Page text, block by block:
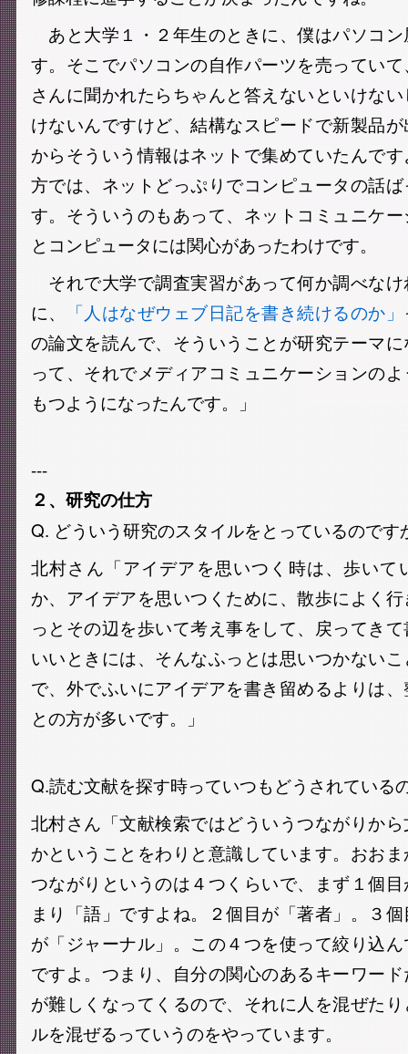
あと大学１・２年生のときに、僕はパソコ
す。そこでパソコンの自作パーツを売ってい
さんに聞かれたらちゃんと答えないといけな
けないんですけど、結構なスピードで新製品
からそういう情報はネットで集めていたんで
方では、ネットどっぷりでコンピュータの話
す。そういうのもあって、ネットコミュニケ
とコンピュータには関心があったわけです。
それで大学で調査実習があって何か調べな
に、
「人はなぜウェブ日記を書き続けるのか」
の論文を読んで、そういうことが研究テーマ
って、それでメディアコミュニケーションの
もつようになったんです。」
---
２、研究の仕方
Q. どういう研究のスタイルをとっているのです
北村さん「アイデアを思いつく時は、歩いて
か、アイデアを思いつくために、散歩によく
っとその辺を歩いて考え事をして、戻ってき
いいときには、そんなふっとは思いつかない
で、外でふいにアイデアを書き留めるよりは
との方が多いです。」
Q.読む文献を探す時っていつもどうされている
北村さん「文献検索ではどういうつながりか
かということをわりと意識しています。おお
つながりというのは４つくらいで、まず１個
まり「語」ですよね。２個目が「著者」。３
が「ジャーナル」。この４つを使って絞り込
ですよ。つまり、自分の関心のあるキーワー
が難しくなってくるので、それに人を混ぜた
ルを混ぜるっていうのをやっています。